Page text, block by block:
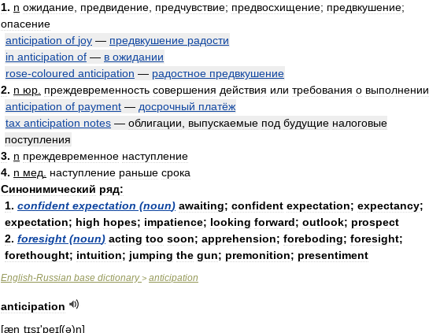
1. n ожидание предвидение предчувствие; предвосхищение; предвкушение;
опасение
anticipation of joy — предвкушение радости
in anticipation of — в ожидании
rose-coloured anticipation — радостное предвкушение
2. n юр преждевременность совершения действия или требования о выполнении
anticipation of payment — досрочный платёж
tax anticipation notes — облигации выпускаемые под будущие налоговые
поступления
3. n преждевременное наступление
4. n мед наступление раньше срока
Синонимический ряд:
1. confident expectation (noun) awaiting; confident expectation; expectancy;
expectation; high hopes; impatience; looking forward; outlook; prospect
2. foresight (noun) acting too soon; apprehension; foreboding; foresight;
forethought; intuition; jumping the gun; premonition; presentiment
English-Russian base dictionary > anticipation
anticipation
[ænˌtɪsɪ'peɪʃ(ə)n]